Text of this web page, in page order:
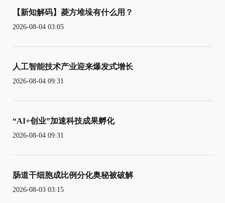
【新知解码】菱方堆垛有什么用？
2026-08-04 03:05
人工智能技术产业迎来爆发式增长
2026-08-04 09:31
“AI+创业”加速科技成果孵化
2026-08-04 09:31
肠道干细胞成比例分化奥秘被破解
2026-08-03 03:15